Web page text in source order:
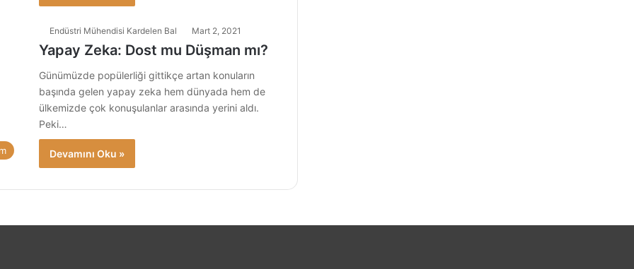
Endüstri Mühendisi Kardelen Bal Mart 2, 2021
Yapay Zeka: Dost mu Düşman mı?
Günümüzde popülerliği gittikçe artan konuların
başında gelen yapay zeka hem dünyada hem de
ülkemizde çok konuşulanlar arasında yerini aldı.
Peki…
Devamını Oku »